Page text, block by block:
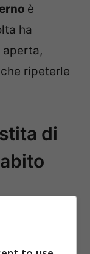
è
ha
aperta,
ripeterle
di
in tilt